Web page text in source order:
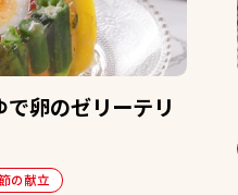
卵のゼリーテリ
の献立